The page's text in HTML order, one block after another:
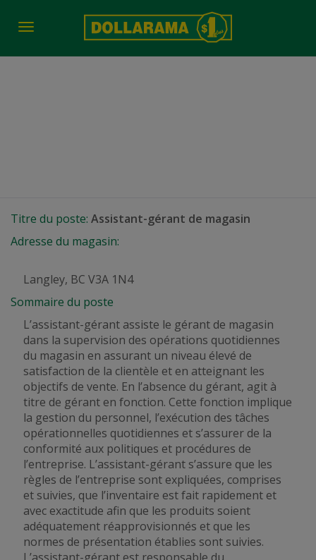
Toggle
Titre du poste: Assistant-gérant de magasin
Adresse du magasin:
Langley, BC V3A 1N4
Sommaire du poste
L’assistant-gérant assiste le gérant de magasin
dans la supervision des opérations quotidiennes
du magasin en assurant un niveau élevé de
satisfaction de la clientèle et en atteignant les
objectifs de vente. En l’absence du gérant, agit à
titre de gérant en fonction. Cette fonction implique
la gestion du personnel, l’exécution des tâches
opérationnelles quotidiennes et s’assurer de la
conformité aux politiques et procédures de
l’entreprise. L’assistant-gérant s’assure que les
règles de l’entreprise sont expliquées, comprises
et suivies, que l’inventaire est fait rapidement et
avec exactitude afin que les produits soient
adéquatement réapprovisionnés et que les
normes de présentation établies sont suivies.
L’assistant-gérant est responsable du